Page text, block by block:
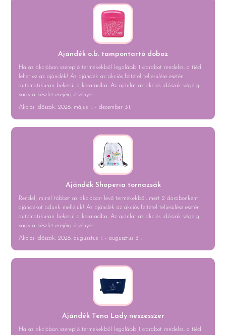
Ajándék o.b. tampontartó doboz
Ha az akcióban szereplő termékekből legalább 1 darabot rendelsz, a tiéd
lehet ez az ajándék! Az ajándék az akciós feltétel teljesülése esetén
automatikusan bekerül a kosaradba. Az ajánlat az akciós időszak végéig
vagy a készlet erejéig érvényes.
Akciós időszak: 2026. május 1. - december 31.
Ajándék Shoperia tornazsák
Rendelj minél többet az akcióban levő termékekből, mert 2 darabonként
ajándékot adunk melléjük! Az ajándék az akciós feltétel teljesülése esetén
automatikusan bekerül a kosaradba. Az ajánlat az akciós időszak végéig
vagy a készlet erejéig érvényes.
Akciós időszak: 2026. augusztus 1. - augusztus 31.
Ajándék Tena Lady neszesszer
Ha az akcióban szereplő termékekből legalább 1 darabot rendelsz, a tiéd